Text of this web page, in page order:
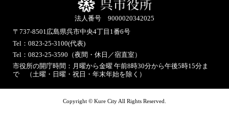
法人番号 9000020342025
〒737-8501広島県呉市中央4丁目1番6号
Tel：0823-25-3100(代表)
Tel：0823-25-3590（夜間・休日／宿直室）
市役所の開庁時間：月曜から金曜 午前8時30分から午後5時15分ま
で （土曜・日曜・祝日・年末年始を除く）
Copyright © Kure City All Rights Reserved.